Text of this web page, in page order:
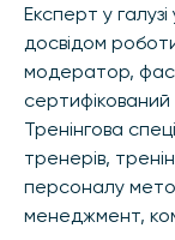
Експерт у
досвідом
модератор,
Тренінгова
тренерів,
персоналу
менеджмент,